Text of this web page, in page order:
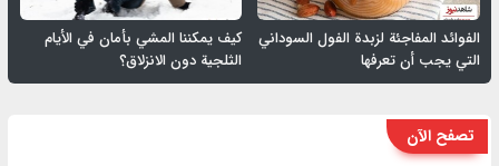
الفوائد المفاجئة لزبدة الفول السوداني
التي يجب أن تعرفها
كيف يمكننا المشي بأمان في الأيام
الثلجية دون الانزلاق؟
تصفح الآن